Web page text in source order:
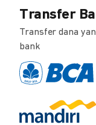
Transfer
Transfer dana
bank